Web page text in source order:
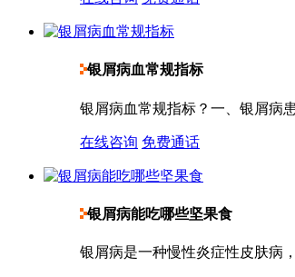
银屑病血常规指标
银屑病血常规指标？一、银屑病
在线咨询 免费通话
银屑病能吃哪些坚果食
银屑病是一种慢性炎症性皮肤病